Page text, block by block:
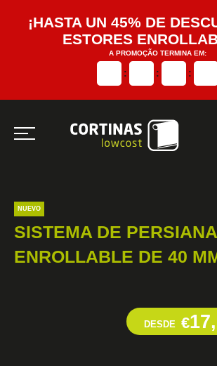
¡HASTA UN 45% DE
ESTORES
A PROMOÇÃO TERMINA EM:
: : :
NUEVO
SISTEMA DE PERSIANA
ENROLLABLE DE 40
DESDE €